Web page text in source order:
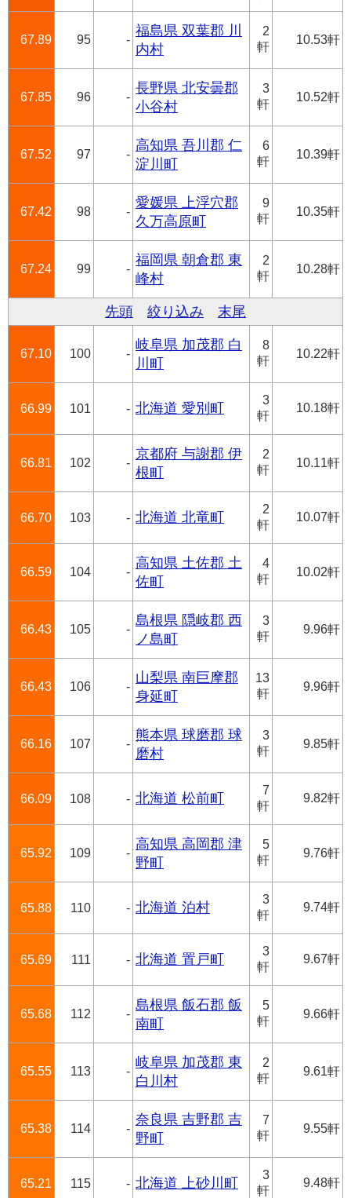
67.89 95 -
福島県 双葉郡 川
内村
2
軒
10.53軒
67.85 96 -
長野県 北安曇郡
小谷村
3
軒
10.52軒
67.52 97 -
高知県 吾川郡 仁
淀川町
6
軒
10.39軒
67.42 98 -
愛媛県 上浮穴郡
久万高原町
9
軒
10.35軒
67.24 99 -
福岡県 朝倉郡 東
峰村
2
軒
10.28軒
先頭 絞り込み 末尾
67.10 100 -
岐阜県 加茂郡 白
川町
8
軒
10.22軒
66.99 101 - 北海道 愛別町
3
軒
10.18軒
66.81 102 -
京都府 与謝郡 伊
根町
2
軒
10.11軒
66.70 103 - 北海道 北竜町
2
軒
10.07軒
66.59 104 -
高知県 土佐郡 土
佐町
4
軒
10.02軒
66.43 105 -
島根県 隠岐郡 西
ノ島町
3
軒
9.96軒
66.43 106 -
山梨県 南巨摩郡
身延町
13
軒
9.96軒
66.16 107 -
熊本県 球磨郡 球
磨村
3
軒
9.85軒
66.09 108 - 北海道 松前町
7
軒
9.82軒
65.92 109 -
高知県 高岡郡 津
野町
5
軒
9.76軒
65.88 110 - 北海道 泊村
3
軒
9.74軒
65.69 111 - 北海道 置戸町
3
軒
9.67軒
65.68 112 -
島根県 飯石郡 飯
南町
5
軒
9.66軒
65.55 113 -
岐阜県 加茂郡 東
白川村
2
軒
9.61軒
65.38 114 -
奈良県 吉野郡 吉
野町
7
軒
9.55軒
65.21 115 - 北海道 上砂川町
3
軒
9.48軒